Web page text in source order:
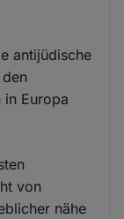
antijüdische
in Europa
von
nähe